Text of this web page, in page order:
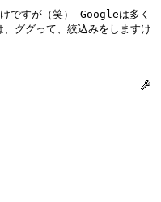
ですが（笑） Googleは多く
ググって、絞込みをしますけ